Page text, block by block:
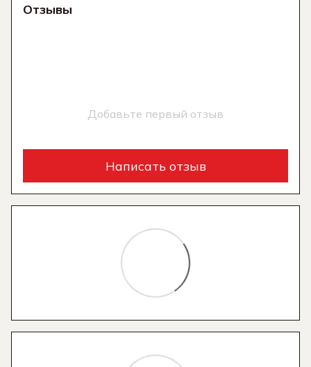
Отзывы
Добавьте первый отзыв
Написать отзыв